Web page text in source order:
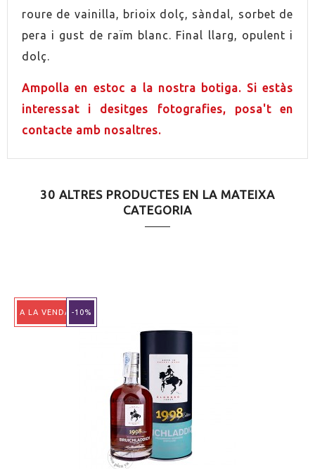
roure de vainilla, brioix dolç, sàndal, sorbet de
pera i gust de raïm blanc. Final llarg, opulent i
dolç.
Ampolla en estoc a la nostra botiga. Si estàs
interessat i desitges fotografies, posa't en
contacte amb nosaltres.
30 ALTRES PRODUCTES EN LA MATEIXA
CATEGORIA
A LA VENDA!-10%